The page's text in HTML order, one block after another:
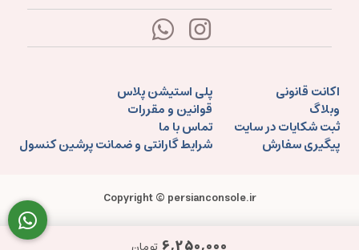
اکانت قانونی
پلی استیشن پلاس
وبلاگ
قوانین و مقررات
ثبت شکایات در سایت
تماس با ما
پیگیری سفارش
شرایط گارانتی و ضمانت پرشین کنسول
Copyright © persianconsole.ir